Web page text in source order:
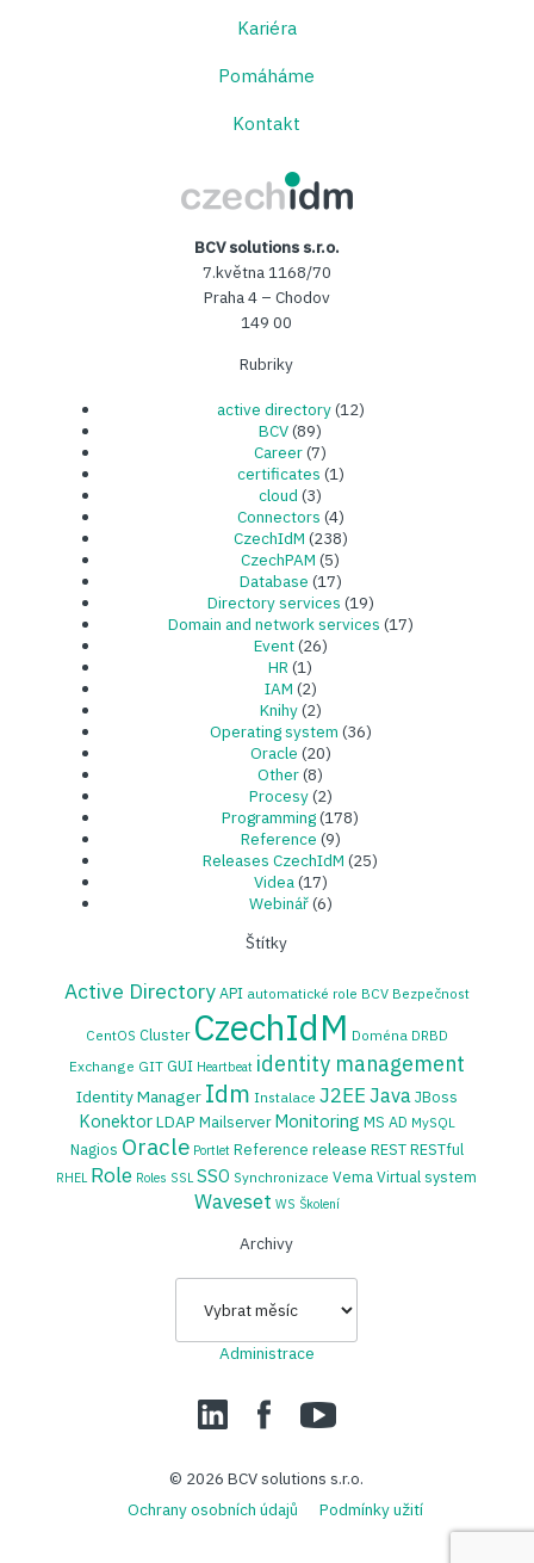
Kariéra
Pomáháme
Kontakt
BCV solutions s.r.o.
7.května 1168/70
Praha 4 – Chodov
149 00
Rubriky
active directory(12)
BCV(89)
Career(7)
certificates (1)
cloud (3)
Connectors (4)
CzechIdM (238)
CzechPAM (5)
Database (17)
Directory services (19)
Domain and network services (17)
Event(26)
HR (1)
IAM (2)
Knihy(2)
Operating system (36)
Oracle (20)
Other(8)
Procesy(2)
Programming(178)
Reference (9)
Releases CzechIdM (25)
Videa(17)
Webinář(6)
Štítky
Active DirectoryAPI automatické role BCV Bezpečnost
CentOS Cluster CzechIdM Doména DRBD
Exchange GIT GUI Heartbeat identity management
Identity Manager Idm Instalace J2EEJavaJBoss
KonektorLDAP Mailserver Monitoring MS AD MySQL
Nagios Oracle Portlet Reference release RESTRESTful
RHEL Role Roles SSL SSO Synchronizace Vema Virtual system
Waveset WS Školení
Archivy
Archivy
Administrace
LinedIn Facebook
© 2026BCV solutions s.r.o.
Ochrany osobních údajů
Podmínky užití